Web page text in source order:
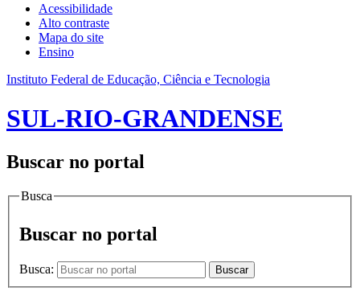
Acessibilidade
Alto contraste
Mapa do site
Ensino
Instituto Federal de Educação, Ciência e Tecnologia
SUL-RIO-GRANDENSE
Buscar no portal
Busca
Buscar no portal
Busca: Buscar